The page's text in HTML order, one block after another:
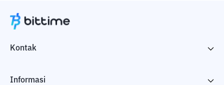
Kontak
Informasi